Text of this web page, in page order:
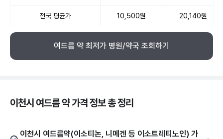
전국 평균가 10,500원 20,140원
여드름 약 최저가 병원/약국 조회하기
이천시 여드름 약 가격 정보 총 정리
이천시 여드름약(이소티논, 니메겐 등 이소트레티노인) 가